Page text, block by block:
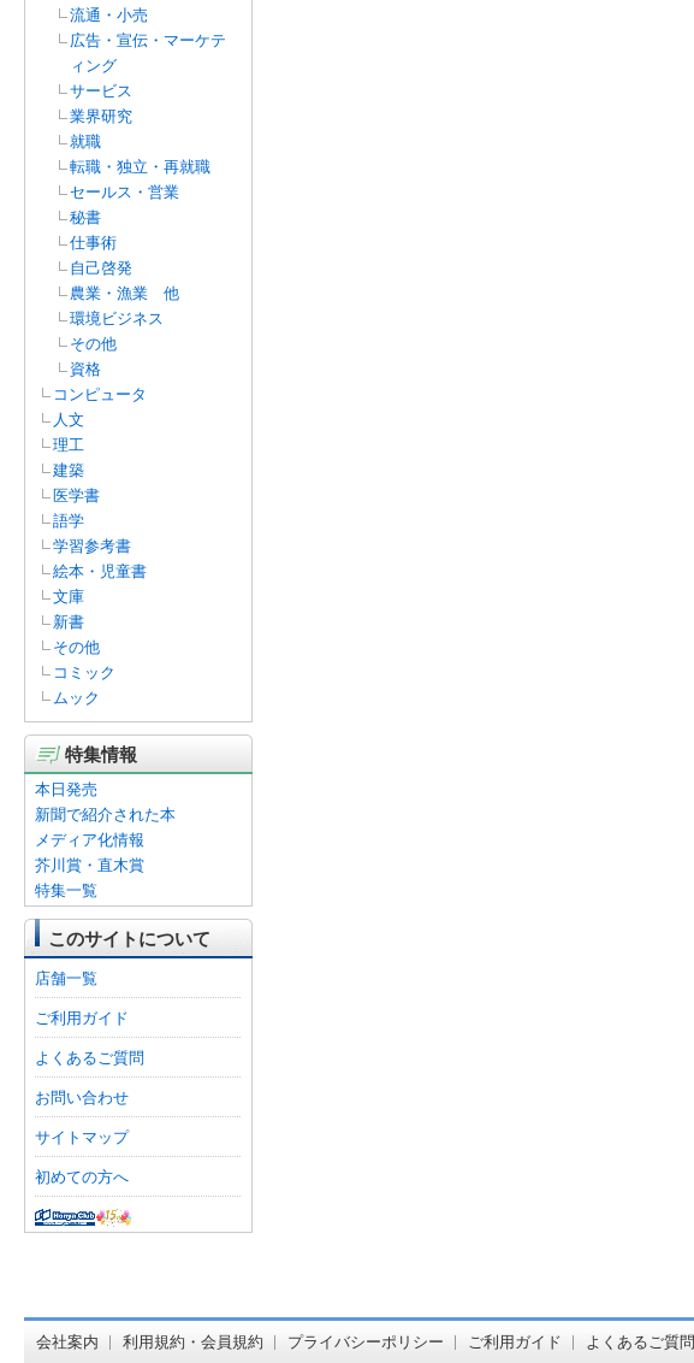
流通・小売
広告・宣伝・マーケテ
ィング
サービス
業界研究
就職
転職・独立・再就職
セールス・営業
秘書
仕事術
自己啓発
農業・漁業 他
環境ビジネス
その他
資格
コンピュータ
人文
理工
建築
医学書
語学
学習参考書
絵本・児童書
文庫
新書
その他
コミック
ムック
特集情報
本日発売
新聞で紹介された本
メディア化情報
芥川賞・直木賞
特集一覧
このサイトについて
店舗一覧
ご利用ガイド
よくあるご質問
お問い合わせ
サイトマップ
初めての方へ
会社案内 利用規約・会員規約 プライバシーポリシー ご利用ガイド よくあるご質問